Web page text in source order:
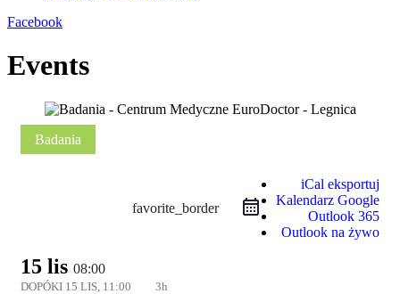
Facebook
Events
Badania
favorite_border
iCal eksportuj
Kalendarz Google
Outlook 365
Outlook na żywo
15 lis 08:00
DOPÓKI 15 LIS, 11:00 3h